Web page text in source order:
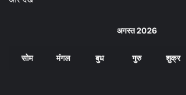
अगस्त 2026
सोम मंगल बुध गुरु शुक्र